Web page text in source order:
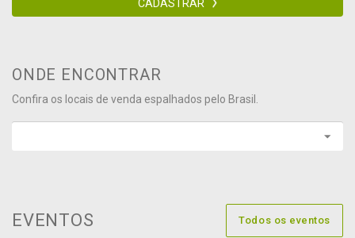
CADASTRAR
ONDE ENCONTRAR
Confira os locais de venda espalhados pelo Brasil.
EVENTOS Todos os eventos